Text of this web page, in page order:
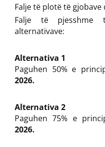
Falje të plotë të
Falje të pjesshme
alternativave:
Alternativa 1
Paguhen 50% e
2026.
Alternativa 2
Paguhen 75% e
2026.